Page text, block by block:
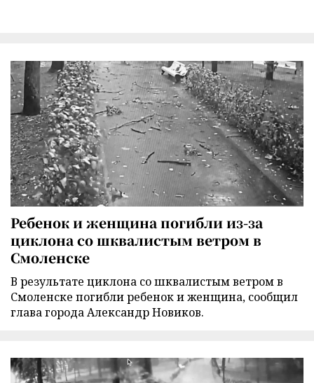
Ребенок и женщина погибли из-за
циклона со шквалистым ветром в
Смоленске
В результате циклона со шквалистым ветром в
Смоленске погибли ребенок и женщина, сообщил
глава города Александр Новиков.